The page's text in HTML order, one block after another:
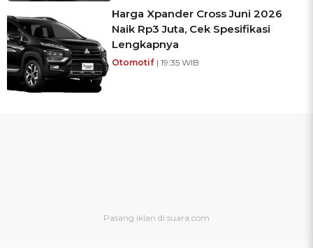
Harga Xpander Cross Juni 2026
Naik Rp3 Juta, Cek Spesifikasi
Lengkapnya
Otomotif | 19:35 WIB